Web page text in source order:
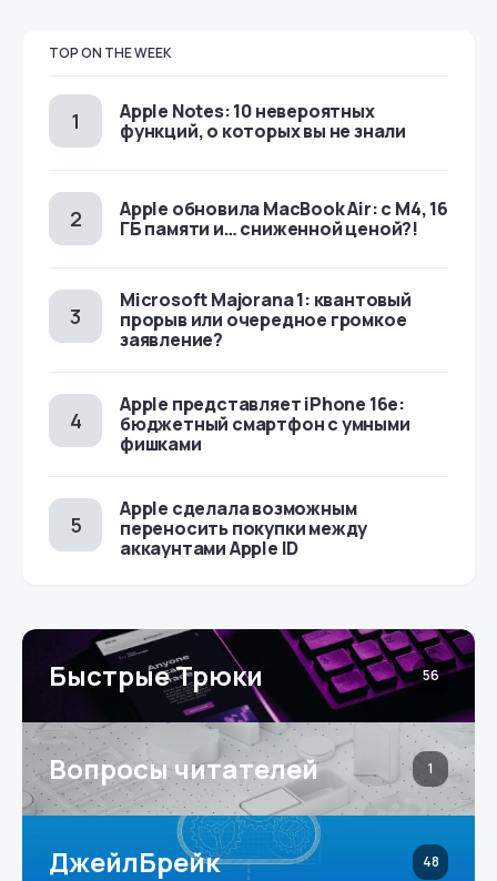
TOP ON THE WEEK
Apple Notes: 10 невероятных
функций, о которых вы не знали
Apple обновила MacBook Air: с M4, 16
ГБ памяти и… сниженной ценой?!
Microsoft Majorana 1: квантовый
прорыв или очередное громкое
заявление?
Apple представляет iPhone 16e:
бюджетный смартфон с умными
фишками
Apple сделала возможным
переносить покупки между
аккаунтами Apple ID
Быстрые Трюки 56
Вопросы читателей 1
ДжейлБрейк 48